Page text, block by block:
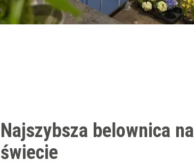
Najszybsza belownica na
świecie